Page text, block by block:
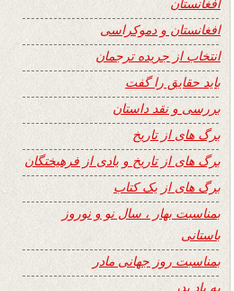
افغانستان و دموکراسی
انتخاب از جریده ترجمان
باید حقایق را گفت
بررسی و نقد داستان
برگ های از تاریخ
برگ های از تاریخ و یادی از فرهیختگان
برگ های از یک کتاب
بمناسبت بهار ، سال نو و نوروز
باستانی
بمناسبت روز جهانی مادر
به یاد پدر